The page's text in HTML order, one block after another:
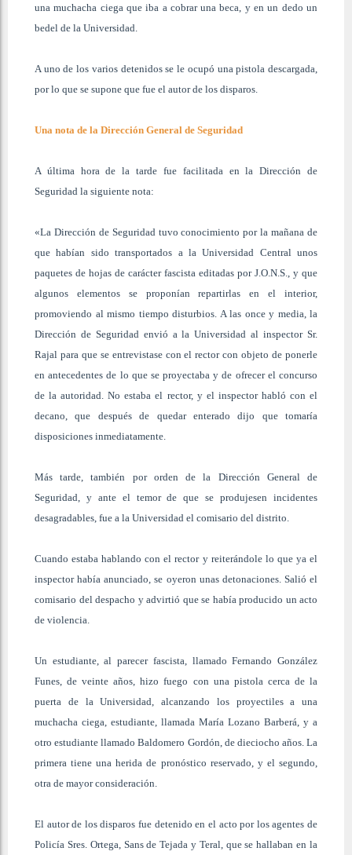
una muchacha ciega que iba a cobrar una beca, y en un dedo un
bedel de la Universidad.
A uno de los varios detenidos se le ocupó una pistola descargada,
por lo que se supone que fue el autor de los disparos.
Una nota de la Dirección General de Seguridad
A última hora de la tarde fue facilitada en la Dirección de
Seguridad la siguiente nota:
«La Dirección de Seguridad tuvo conocimiento por la mañana de
que habían sido transportados a la Universidad Central unos
paquetes de hojas de carácter fascista editadas por J.O.N.S., y que
algunos elementos se proponían repartirlas en el interior,
promoviendo al mismo tiempo disturbios. A las once y media, la
Dirección de Seguridad envió a la Universidad al inspector Sr.
Rajal para que se entrevistase con el rector con objeto de ponerle
en antecedentes de lo que se proyectaba y de ofrecer el concurso
de la autoridad. No estaba el rector, y el inspector habló con el
decano, que después de quedar enterado dijo que tomaría
disposiciones inmediatamente.
Más tarde, también por orden de la Dirección General de
Seguridad, y ante el temor de que se produjesen incidentes
desagradables, fue a la Universidad el comisario del distrito.
Cuando estaba hablando con el rector y reiterándole lo que ya el
inspector había anunciado, se oyeron unas detonaciones. Salió el
comisario del despacho y advirtió que se había producido un acto
de violencia.
Un estudiante, al parecer fascista, llamado Fernando González
Funes, de veinte años, hizo fuego con una pistola cerca de la
puerta de la Universidad, alcanzando los proyectiles a una
muchacha ciega, estudiante, llamada María Lozano Barberá, y a
otro estudiante llamado Baldomero Gordón, de dieciocho años. La
primera tiene una herida de pronóstico reservado, y el segundo,
otra de mayor consideración.
El autor de los disparos fue detenido en el acto por los agentes de
Policía Sres. Ortega, Sans de Tejada y Teral, que se hallaban en la